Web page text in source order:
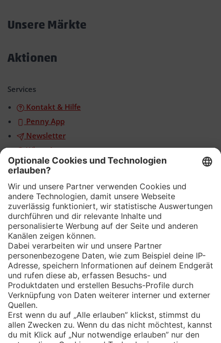
Unsere Märkte
Aktionen
Services
Kontakt & Hilfe
Penny App
Newsletter
WhatsApp
App
Eishockey